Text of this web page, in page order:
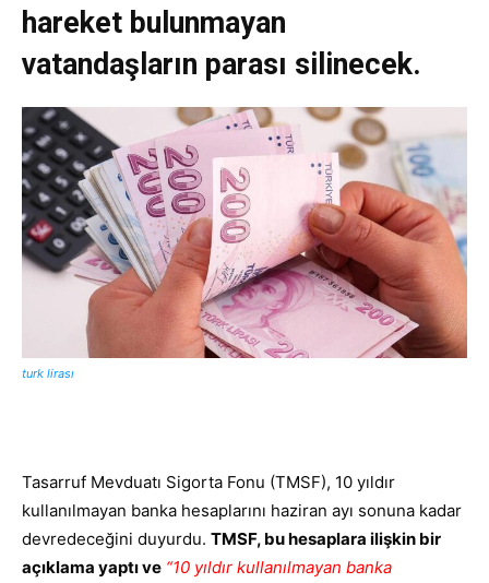
hareket bulunmayan
vatandaşların parası silinecek.
turk lirası
Tasarruf Mevduatı Sigorta Fonu (TMSF), 10 yıldır
kullanılmayan banka hesaplarını haziran ayı sonuna kadar
devredeceğini duyurdu. TMSF, bu hesaplara ilişkin bir
açıklama yaptı ve “10 yıldır kullanılmayan banka